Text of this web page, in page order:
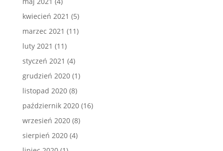
kwiecień 2021 (5)
marzec 2021 (11)
luty 2021 (11)
styczeń 2021 (4)
grudzień 2020(1)
listopad 2020(8)
październik 2020(16)
wrzesień 2020(8)
sierpień 2020(4)